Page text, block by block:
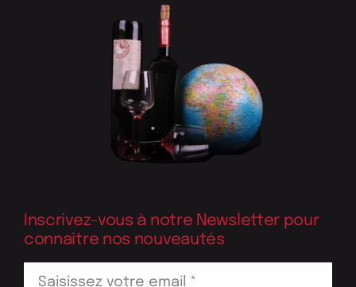
Inscrivez-vous à notre Newsletter pour
connaître nos nouveautés